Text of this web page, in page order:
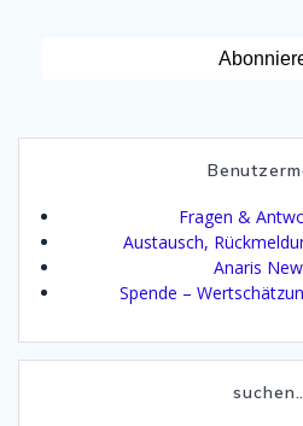
Fragen &
Austausch,
Anaris
Spende –
suchen…